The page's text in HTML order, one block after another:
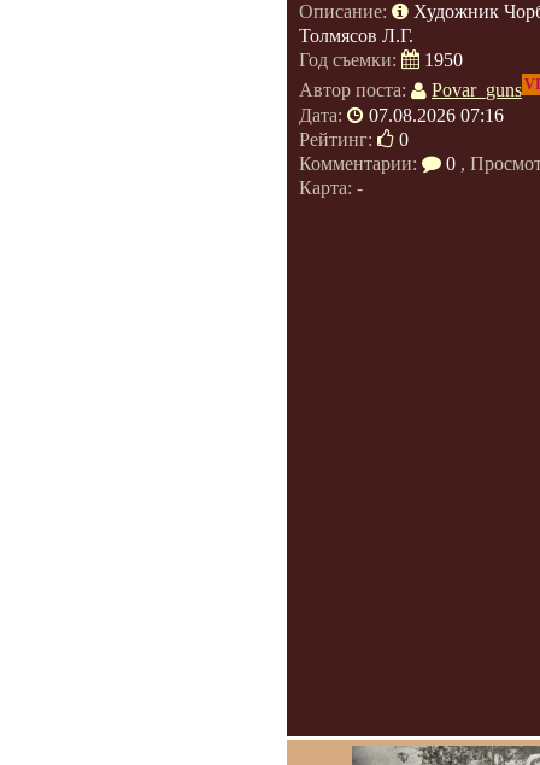
Описание:
Художник
Толмясов Л.Г.
Год съемки:
1950
Автор поста:
Povar_guns
Дата:
07.08.2026 07:16
Рейтинг:
0
Комментарии:
0 ,
Карта: -